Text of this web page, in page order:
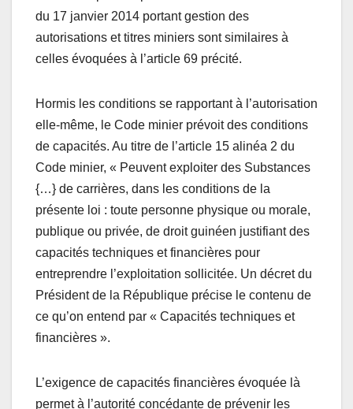
du 17 janvier 2014 portant gestion des
autorisations et titres miniers sont similaires à
celles évoquées à l’article 69 précité.
Hormis les conditions se rapportant à l’autorisation
elle-même, le Code minier prévoit des conditions
de capacités. Au titre de l’article 15 alinéa 2 du
Code minier, « Peuvent exploiter des Substances
{…} de carrières, dans les conditions de la
présente loi : toute personne physique ou morale,
publique ou privée, de droit guinéen justifiant des
capacités techniques et financières pour
entreprendre l’exploitation sollicitée. Un décret du
Président de la République précise le contenu de
ce qu’on entend par « Capacités techniques et
financières ».
L’exigence de capacités financières évoquée là
permet à l’autorité concédante de prévenir les